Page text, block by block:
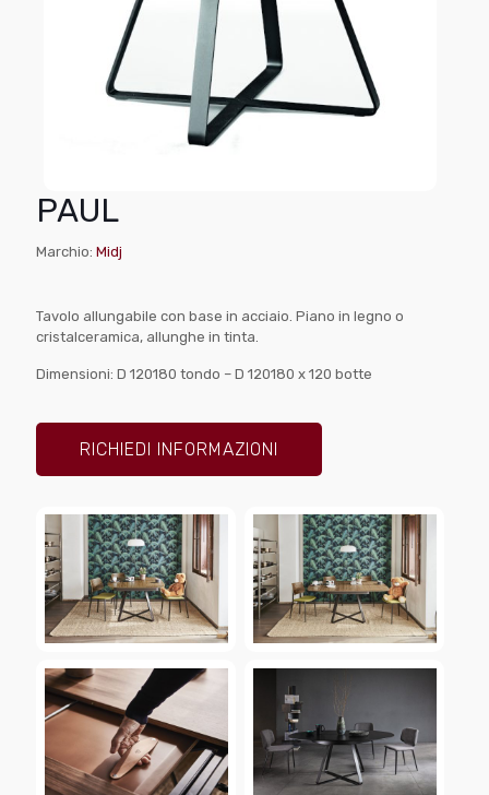
PAUL
Marchio: Midj
Tavolo allungabile con base in acciaio. Piano in legno o
cristalceramica, allunghe in tinta.
Dimensioni: D 120180 tondo – D 120180 x 120 botte
RICHIEDI INFORMAZIONI